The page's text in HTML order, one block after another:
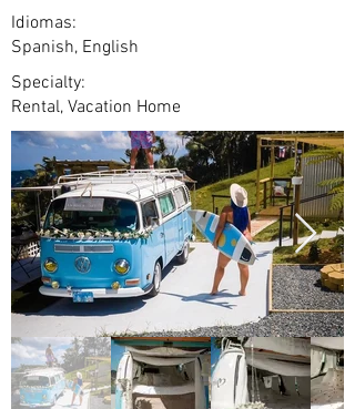
Idiomas:
Spanish, English
Specialty:
Rental, Vacation Home